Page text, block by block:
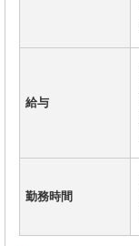
給与
勤務時間